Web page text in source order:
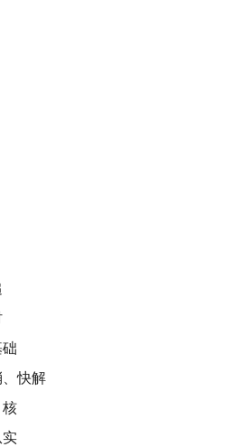
快解